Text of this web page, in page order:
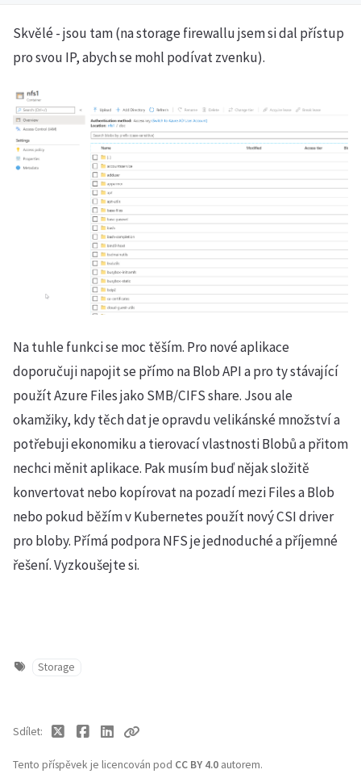
Skvělé - jsou tam (na storage firewallu jsem si dal přístup
pro svou IP, abych se mohl podívat zvenku).
Na tuhle funkci se moc těším. Pro nové aplikace
doporučuji napojit se přímo na Blob API a pro ty stávající
použít Azure Files jako SMB/CIFS share. Jsou ale
okamžiky, kdy těch dat je opravdu velikánské množství a
potřebuji ekonomiku a tierovací vlastnosti Blobů a přitom
nechci měnit aplikace. Pak musím buď nějak složitě
konvertovat nebo kopírovat na pozadí mezi Files a Blob
nebo pokud běžím v Kubernetes použít nový CSI driver
pro bloby. Přímá podpora NFS je jednoduché a příjemné
řešení. Vyzkoušejte si.
Storage
Tento příspěvek je licencován pod CC BY 4.0 autorem.
Sdílet